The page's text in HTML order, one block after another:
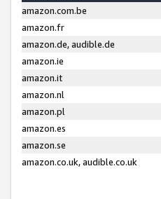
amazon.com.be
amazon.fr
amazon.de, audible.de
amazon.ie
amazon.it
amazon.nl
amazon.pl
amazon.es
amazon.se
amazon.co.uk, audible.co.uk